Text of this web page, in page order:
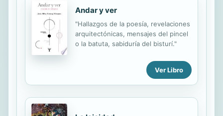
prensa incapaz de juzgarse a sí
misma y un progreso que subordina
el objetivo de la vida a los medios de
subsistencia, con pérdidas
Andar y ver
"Hallazgos de la poesía, revelaciones
arquitectónicas, mensajes del pincel
o la batuta, sabiduría del bisturí."
Ver Libro